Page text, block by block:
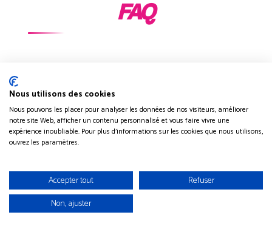
FAQ
Comment animer une soirée
Halloween?
Comment faire une activité
Halloween?
Comment se mettre dans
l'ambiance Halloween au bureau?
Nous utilisons des cookies
Nous pouvons les placer pour analyser les données de nos visiteurs, améliorer
notre site Web, afficher un contenu personnalisé et vous faire vivre une
expérience inoubliable. Pour plus d'informations sur les cookies que nous utilisons,
ouvrez les paramètres.
Accepter tout
Refuser
Non, ajuster